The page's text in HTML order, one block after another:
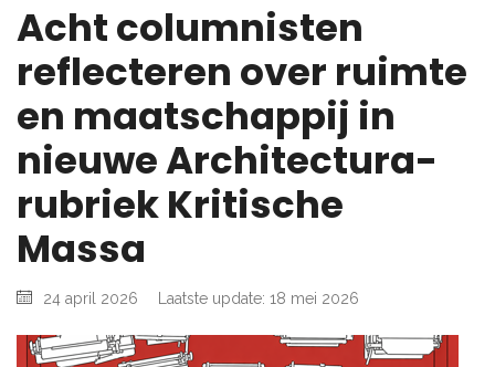
Acht columnisten
reflecteren over ruimte
en maatschappij in
nieuwe Architectura-
rubriek Kritische
Massa
24 april 2026 Laatste update: 18 mei 2026